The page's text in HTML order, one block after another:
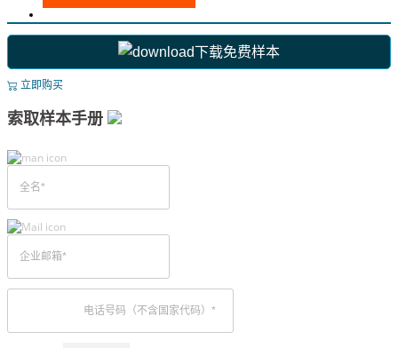
下载免费样本
立即购买
索取样本手册